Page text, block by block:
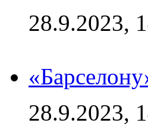
28.9.2023,
28.9.2023,